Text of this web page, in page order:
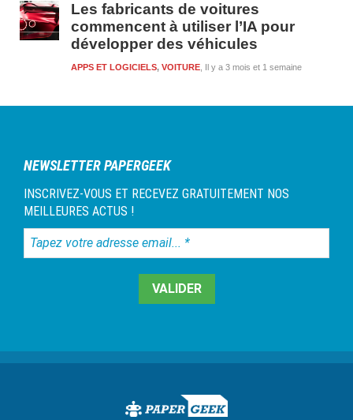
Les fabricants de voitures
commencent à utiliser l’IA pour
développer des véhicules
Il y a 3 mois et 1 semaine
APPS ET LOGICIELS, VOITURE
NEWSLETTER PAPERGEEK
INSCRIVEZ-VOUS ET RECEVEZ GRATUITEMENT NOS
MEILLEURES ACTUS !
Tapez
votre